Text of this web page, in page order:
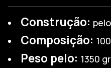
Construção:
Composição:
Peso pelo: 1350